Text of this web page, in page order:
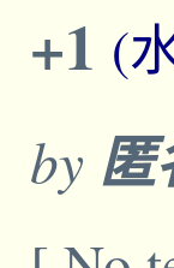
+1 (
by 匿